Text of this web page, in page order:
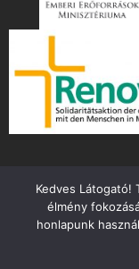
Kedves Látogató!
élmény
honlapunk